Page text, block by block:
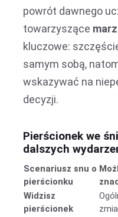
powrót dawnego
towarzyszące
kluczowe:
samym sobą,
wskazywać na
decyzji.
Pierścionek we
dalszych
Scenariusz snu o
pierścionku
Widzisz
pierścionek